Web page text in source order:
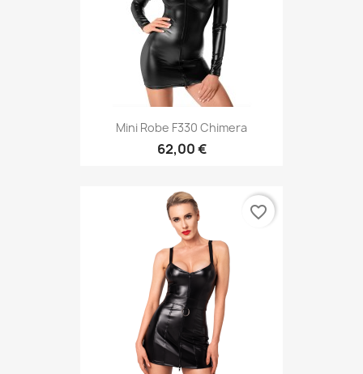
Mini Robe F330 Chimera
62,00 €
favorite_border